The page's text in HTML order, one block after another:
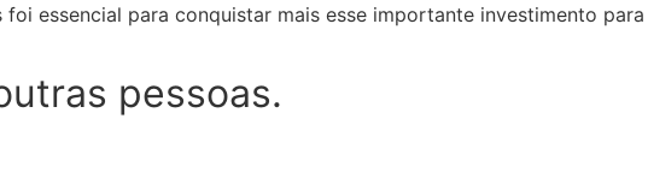
essencial para conquistar mais esse importante investimento para
pessoas.